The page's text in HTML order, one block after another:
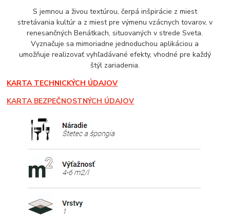
S jemnou a živou textúrou, čerpá inšpirácie z miest
stretávania kultúr a z miest pre výmenu vzácnych tovarov, v
renesančných Benátkach, situovaných v strede Sveta.
Vyznačuje sa mimoriadne jednoduchou aplikáciou a
umožňuje realizovať vyhľadávané efekty, vhodné pre každý
štýl zariadenia.
KARTA TECHNICKÝCH ÚDAJOV
KARTA BEZPEČNOSTNÝCH ÚDAJOV